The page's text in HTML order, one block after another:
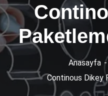
Anasayfa
Continous Dikey